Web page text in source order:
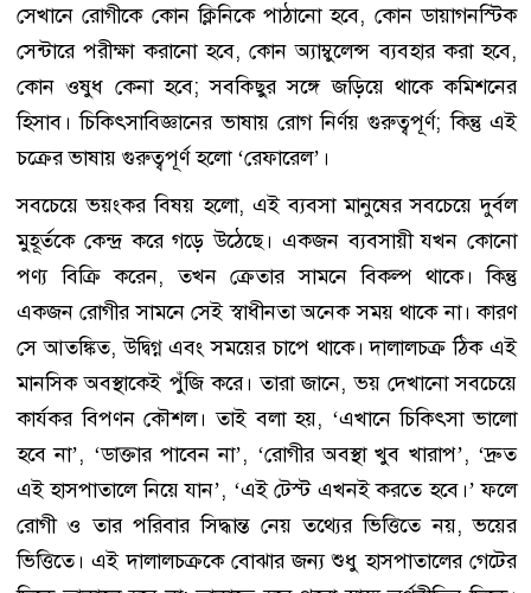
সেখানে রোগীকে কোন ক্লিনিকে পাঠানো হবে, কোন ডায়াগনস্টিক
সেন্টারে পরীক্ষা করানো হবে, কোন অ্যাম্বুলেন্স ব্যবহার করা হবে,
কোন ওষুধ কেনা হবে; সবকিছুর সঙ্গে জড়িয়ে থাকে কমিশনের
হিসাব। চিকিৎসাবিজ্ঞানের ভাষায় রোগ নির্ণয় গুরুত্বপূর্ণ; কিন্তু এই
চক্রের ভাষায় গুরুত্বপূর্ণ হলো ‘রেফারেল’।
সবচেয়ে ভয়ংকর বিষয় হলো, এই ব্যবসা মানুষের সবচেয়ে দুর্বল
মুহূর্তকে কেন্দ্র করে গড়ে উঠেছে। একজন ব্যবসায়ী যখন কোনো
পণ্য বিক্রি করেন, তখন ক্রেতার সামনে বিকল্প থাকে। কিন্তু
একজন রোগীর সামনে সেই স্বাধীনতা অনেক সময় থাকে না। কারণ
সে আতঙ্কিত, উদ্বিগ্ন এবং সময়ের চাপে থাকে। দালালচক্র ঠিক এই
মানসিক অবস্থাকেই পুঁজি করে। তারা জানে, ভয় দেখানো সবচেয়ে
কার্যকর বিপণন কৌশল। তাই বলা হয়, ‘এখানে চিকিৎসা ভালো
হবে না’, ‘ডাক্তার পাবেন না’, ‘রোগীর অবস্থা খুব খারাপ’, ‘দ্রুত
এই হাসপাতালে নিয়ে যান’, ‘এই টেস্ট এখনই করতে হবে।’ ফলে
রোগী ও তার পরিবার সিদ্ধান্ত নেয় তথ্যের ভিত্তিতে নয়, ভয়ের
ভিত্তিতে। এই দালালচক্রকে বোঝার জন্য শুধু হাসপাতালের গেটের